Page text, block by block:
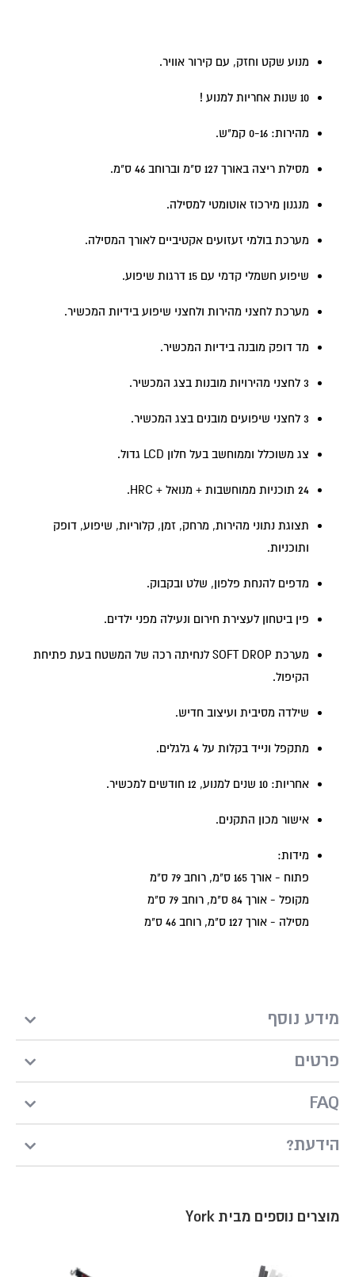
מנוע שקט וחזק, עם קירור אוויר.
10 שנות אחריות למנוע !
מהירות: 0-16 קמ"ש.
מסילת ריצה באורך 127 ס"מ וברוחב 46 ס"מ.
מנגנון מירכוז אוטומטי למסילה.
מערכת בולמי זעזועים אקטיביים לאורך המסילה.
שיפוע חשמלי קדמי עם 15 דרגות שיפוע.
מערכת לחצני מהירות ולחצני שיפוע בידיות המכשיר.
מד דופק מובנה בידיות המכשיר.
3 לחצני מהירויות מובנות בצג המכשיר.
3 לחצני שיפועים מובנים בצג המכשיר.
צג משוכלל וממוחשב בעל חלון LCD גדול.
24 תוכניות ממוחשבות + מנואל + HRC.
תצוגת נתוני מהירות, מרחק, זמן, קלוריות, שיפוע, דופק
ותוכניות.
מדפים להנחת פלפון, שלט ובקבוק.
פין ביטחון לעצירת חירום ונעילה מפני ילדים.
מערכת SOFT DROP לנחיתה רכה של המשטח בעת פתיחת
הקיפול.
שילדה מסיבית ועיצוב חדיש.
מתקפל ונייד בקלות על 4 גלגלים.
אחריות: 10 שנים למנוע, 12 חודשים למכשיר.
אישור מכון התקנים.
מידות:
פתוח - אורך 165 ס"מ, רוחב 79 ס"מ
מקופל - אורך 84 ס"מ, רוחב 79 ס"מ
מסילה - אורך 127 ס"מ, רוחב 46 ס"מ
מידע נוסף
פרטים
FAQ
?הידעת
מוצרים נוספים מבית York